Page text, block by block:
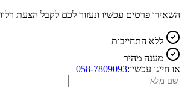
השאירו פרטים עכשיו ונעזור לכם לקבל הצעת
ללא התחייבות
מענה מהיר
או חייגו עכשיו:058-7809093